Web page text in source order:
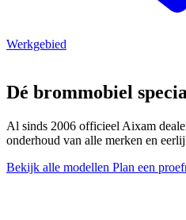
Werkgebied
Dé brommobiel
Al sinds 2006 officieel Aixam
onderhoud van alle merken en
Bekijk alle modellen Plan een